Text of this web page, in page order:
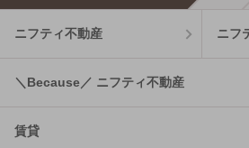
ニフティ不動産 ニフ
＼Because／ ニフティ不動産
賃貸